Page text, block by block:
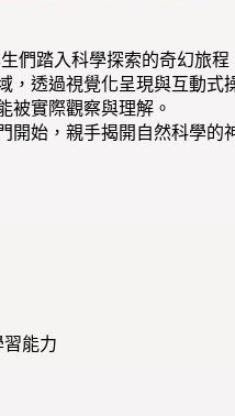
們踏入科學探索的奇幻旅
，透過視覺化呈現與互動式
被實際觀察與理解。
始，親手揭開自然科學的
能力